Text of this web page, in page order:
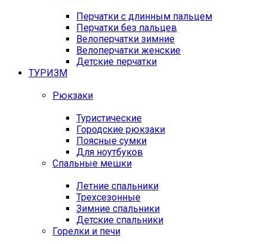
Перчатки с длинным пальцем
Перчатки без пальцев
Велоперчатки зимние
Велоперчатки женские
Детские перчатки
ТУРИЗМ
Рюкзаки
Туристические
Городские рюкзаки
Поясные сумки
Для ноутбуков
Спальные мешки
Летние спальники
Трехсезонные
Зимние спальники
Детские спальники
Горелки и печи